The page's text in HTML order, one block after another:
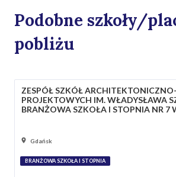
Podobne szkoły/
pobliżu
ZESPÓŁ SZKÓŁ ARCHITEKTONICZNO-
PROJEKTOWYCH IM. WŁADYSŁAWA
BRANŻOWA SZKOŁA I STOPNIA NR 7
Gdańsk
BRANŻOWA SZKOŁA I STOPNIA